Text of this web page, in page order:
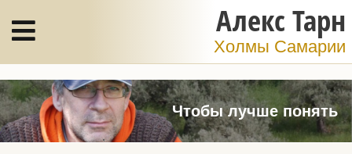
Алекс Тарн
Холмы Самарии
Чтобы лучше понять